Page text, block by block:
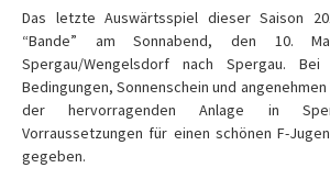
Das letzte Auswärtsspiel dieser Saison
“Bande” am Sonnabend, den 10.
Spergau/Wengelsdorf nach Spergau.
Bedingungen, Sonnenschein und
der hervorragenden Anlage in
Vorraussetzungen für einen schönen F-
gegeben.